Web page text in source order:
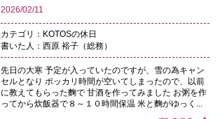
2026/02/11
カテゴリ：KOTOSの休日
書いた人：西原 裕子（総務）
先日の大寒 予定が入っていたのですが、雪の為キャン
セルとなり ポッカリ時間が空いてしまったので、以前
に教えてもらった麴で 甘酒を作ってみました お粥を作
ってから炊飯器で８～１０時間保温 米と麴がゆっく...